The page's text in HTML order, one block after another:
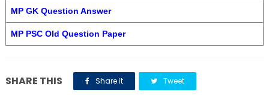
MP GK Question Answer
MP PSC Old Question Paper
SHARE THIS Share it Tweet